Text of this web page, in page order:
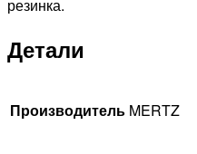
резинка.
Детали
Производитель MERTZ